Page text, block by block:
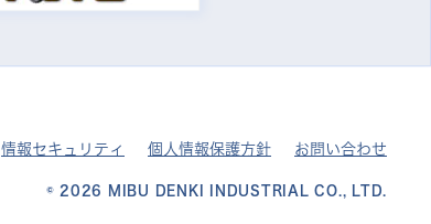
情報セキュリティ 個人情報保護方針 お問い合わせ
© 2026 MIBU DENKI INDUSTRIAL CO., LTD.